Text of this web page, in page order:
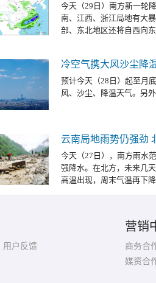
今天（29日）南方新一轮
南、江西、浙江局地有大
部、东北地区还将自西向
冷空气携大风沙尘降
预计今天（28日）起至月
风、沙尘、降温天气。另
云南局地雨势仍强劲
今天（27日），南方雨水
强降水。在北方，未来几
高温出现，周末气温再下
用户反馈
营销
商务合
媒资合